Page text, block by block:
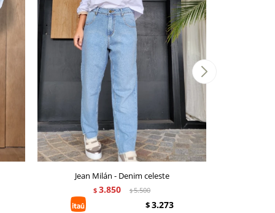
Jean Milán - Denim celeste
$ 3.850 $5.500
$ 3.273